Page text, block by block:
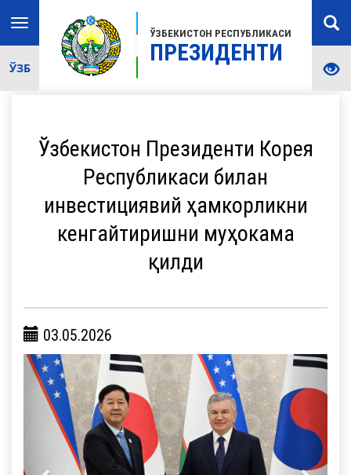
ЎЗБЕКИСТОН РЕСПУБЛИКАСИ
ПРЕЗИДЕНТИ
Toggle
navigation
ЎЗБ
Ўзбекистон Президенти Корея
Республикаси билан
инвестициявий ҳамкорликни
кенгайтиришни муҳокама
қилди
03.05.2026